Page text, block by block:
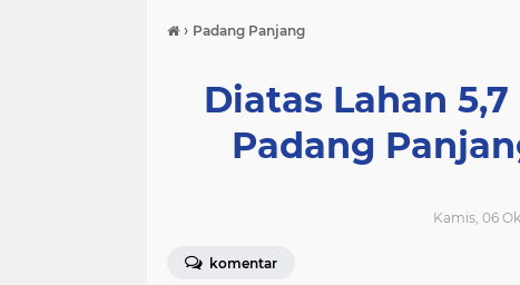
› Padang Panjang
Diatas Lahan
Padang
Kamis, 06
komentar